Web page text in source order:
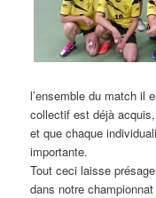
l’ensemble du match il
collectif est déjà
et que chaque
importante.
Tout ceci laisse
dans notre championnat